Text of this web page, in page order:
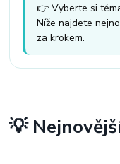
👉 Vyberte si
Níže najdete
za krokem.
💡